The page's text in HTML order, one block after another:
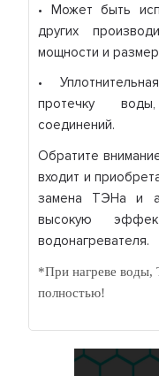
• Может быть
других
мощности и
•
протечку
соединений.
Обратите
входит и
замена ТЭНа и
высокую
водонагревателя.
*При нагреве воды,
полностью!